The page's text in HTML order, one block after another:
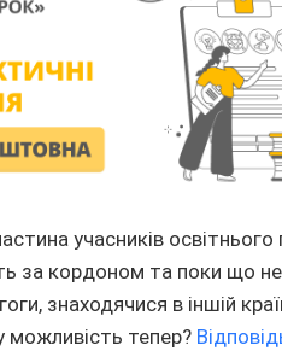
учасників
за кордоном та поки що
знаходячися в іншій
можливість тепер?